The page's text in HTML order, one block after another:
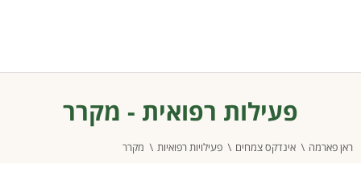
פעילות רפואית - מקרר
ראן פארמה אינדקס צמחים פעילויות רפואיות מקרר